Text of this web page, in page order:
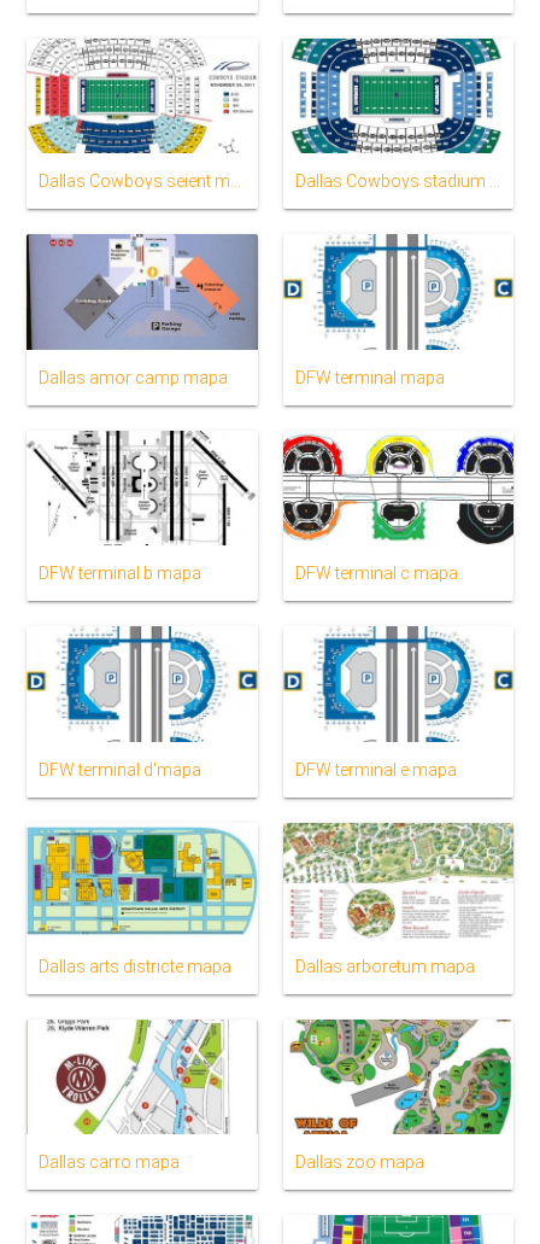
Dallas Cowboys seient mapa Dallas Cowboys stadium mapa
Dallas amor camp mapa DFW terminal mapa
DFW terminal b mapa DFW terminal c mapa
DFW terminal d'mapa DFW terminal e mapa
Dallas arts districte mapa Dallas arboretum mapa
Dallas carro mapa Dallas zoo mapa